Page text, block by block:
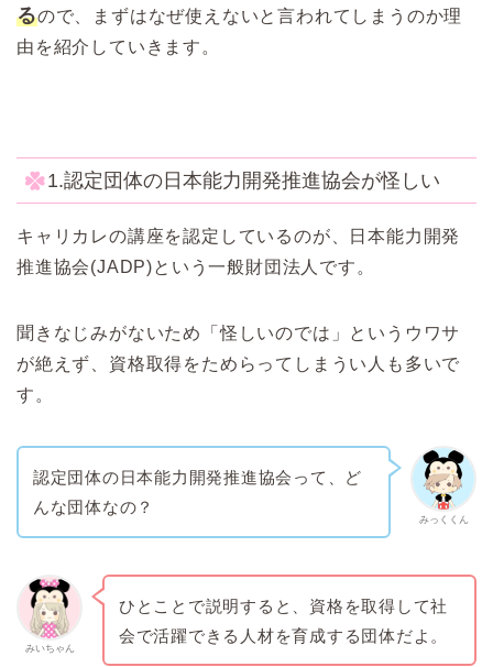
るので、まずはなぜ使えないと言われてしまうのか理
由を紹介していきます。
1.認定団体の日本能力開発推進協会が怪しい
キャリカレの講座を認定しているのが、日本能力開発
推進協会(JADP)という一般財団法人です。
聞きなじみがないため「怪しいのでは」というウワサ
が絶えず、資格取得をためらってしまうい人も多いで
す。
みっくくん
認定団体の日本能力開発推進協会って、ど
んな団体なの？
みいちゃん
ひとことで説明すると、資格を取得して社
会で活躍できる人材を育成する団体だよ。